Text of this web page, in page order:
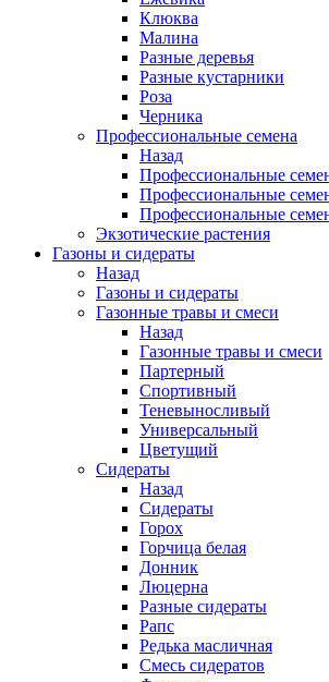
Клюква
Малина
Разные деревья
Разные кустарники
Роза
Черника
Профессиональные семена
Назад
Профессиональные
Профессиональные
Профессиональные
Экзотические растения
Газоны и сидераты
Назад
Газоны и сидераты
Газонные травы и смеси
Назад
Газонные травы и смеси
Партерный
Спортивный
Теневыносливый
Универсальный
Цветущий
Сидераты
Назад
Сидераты
Горох
Горчица белая
Донник
Люцерна
Разные сидераты
Рапс
Редька масличная
Смесь сидератов